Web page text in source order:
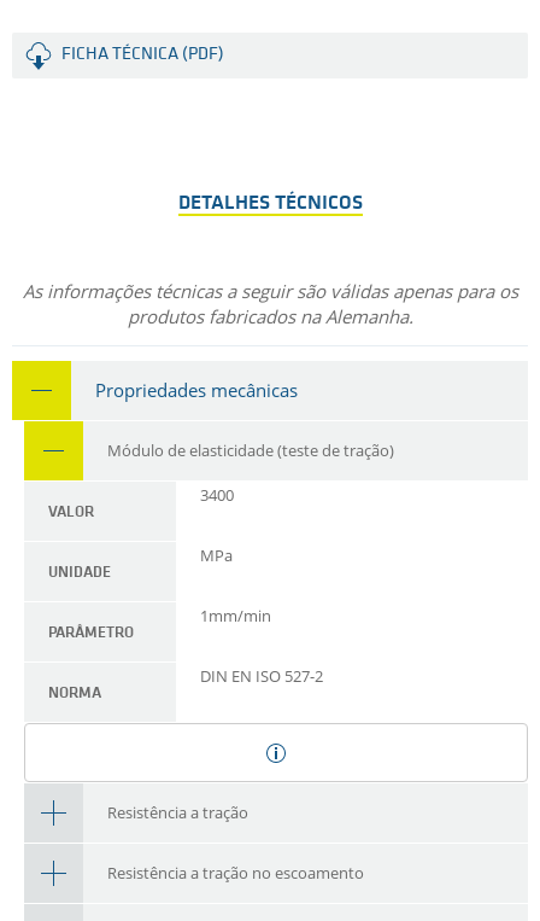
FICHA TÉCNICA (PDF)
DETALHES TÉCNICOS
As informações técnicas a seguir são válidas apenas para os
produtos fabricados na Alemanha.
Propriedades mecânicas
Módulo de elasticidade (teste de tração)
VALOR
3400
UNIDADE
MPa
PARÂMETRO
1mm/min
NORMA
DIN EN ISO 527-2
Resistência a tração
Resistência a tração no escoamento